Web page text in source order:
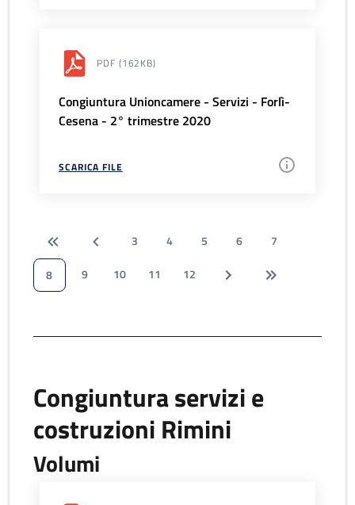
PDF (162KB)
Congiuntura Unioncamere - Servizi - Forlì-
Cesena - 2° trimestre 2020
SCARICA FILE
3 4 5 6
7
8
9 10 11 12
Congiuntura servizi e
costruzioni Rimini
Volumi